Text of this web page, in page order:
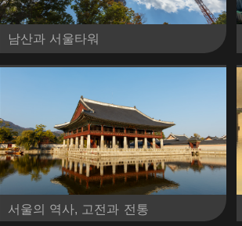
남산과 서울타워
서울의 역사, 고전과 전통